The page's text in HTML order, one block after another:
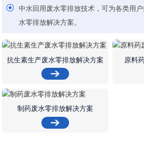
中水回用废水零排放技术，可为各类用
水零排放解决方案。
抗生素生产废水零排放解决方案 原料
制药废水零排放解决方案